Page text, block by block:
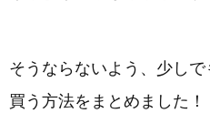
そうならないよう、少し
買う方法をまとめました！